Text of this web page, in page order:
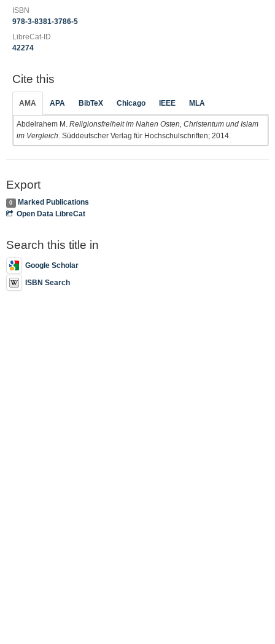
ISBN
978-3-8381-3786-5
LibreCat-ID
42274
Cite this
AMA APA BibTeX Chicago IEEE MLA
Abdelrahem M. Religionsfreiheit im Nahen Osten, Christentum und Islam
im Vergleich . Süddeutscher Verlag für Hochschulschriften; 2014.
Export
0
Marked Publications
Open Data LibreCat
Search this title in
Google Scholar
ISBN Search